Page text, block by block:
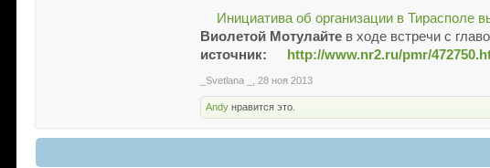
Инициатива об организации в Тирасполе
Виолетой Мотулайте в ходе встречи с
источник:
http://www.nr2.ru/pmr/
_Svetlana _ 28 ноя 2013
Andy нравится это.